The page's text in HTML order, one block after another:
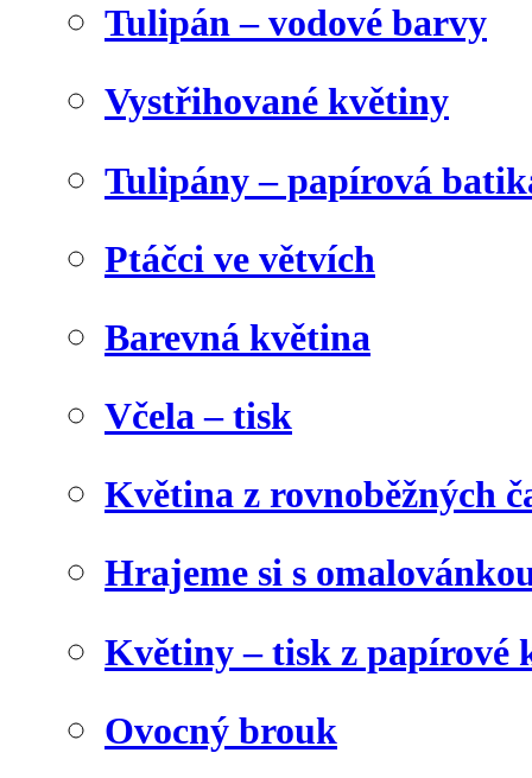
Tulipán – vodové barvy
Vystřihované květiny
Tulipány – papírová
Ptáčci ve větvích
Barevná květina
Včela – tisk
Květina z rovnoběžných
Hrajeme si s
Květiny – tisk z papírové
Ovocný brouk